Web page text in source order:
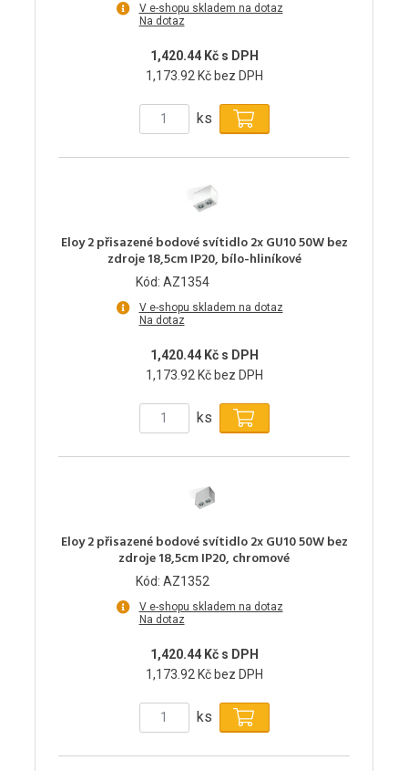
V e-shopu skladem na dotaz
Na dotaz
1,420.44 Kč s DPH
1,173.92 Kč bez DPH
ks
Eloy 2 přisazené bodové svítidlo 2x GU10 50W bez
zdroje 18,5cm IP20, bílo-hliníkové
Kód: AZ1354
V e-shopu skladem na dotaz
Na dotaz
1,420.44 Kč s DPH
1,173.92 Kč bez DPH
ks
Eloy 2 přisazené bodové svítidlo 2x GU10 50W bez
zdroje 18,5cm IP20, chromové
Kód: AZ1352
V e-shopu skladem na dotaz
Na dotaz
1,420.44 Kč s DPH
1,173.92 Kč bez DPH
ks